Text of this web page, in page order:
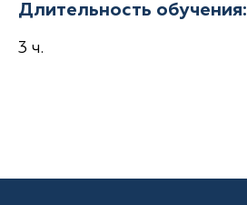
Длительность обучения:
3 ч.